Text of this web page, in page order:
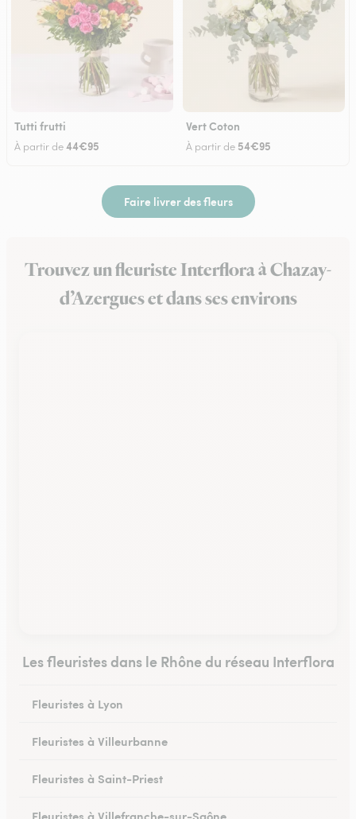
Tutti frutti
À partir de44€95
Vert Coton
À partir de 54€95
Faire livrer des fleurs
Trouvez un fleuriste Interflora à Chazay-
d’Azergues et dans ses environs
Les fleuristes dans le Rhône du réseau Interflora
Fleuristes à Lyon
Fleuristes à Villeurbanne
Fleuristes à Saint-Priest
Fleuristes à Villefranche-sur-Saône